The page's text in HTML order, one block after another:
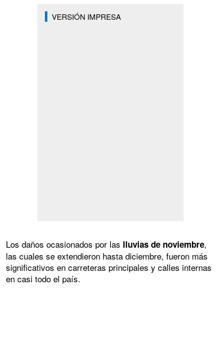
VERSIÓN IMPRESA
Los daños ocasionados por las lluvias de noviembre,
las cuales se extendieron hasta diciembre, fueron más
significativos en carreteras principales y calles internas
en casi todo el país.